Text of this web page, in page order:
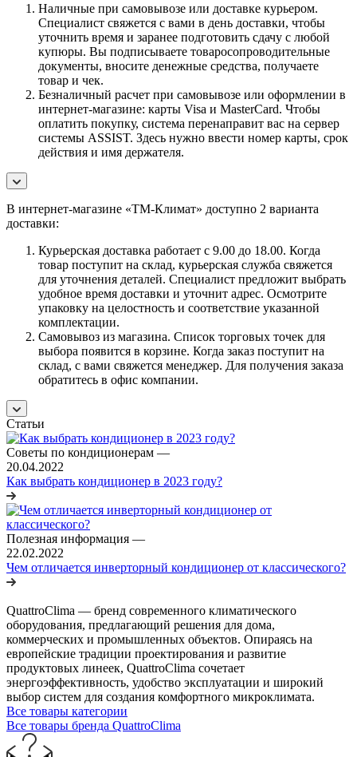
Наличные при самовывозе или доставке курьером.
Специалист свяжется с вами в день доставки, чтобы
уточнить время и заранее подготовить сдачу с любой
купюры. Вы подписываете товаросопроводительные
документы, вносите денежные средства, получаете
товар и чек.
Безналичный расчет при самовывозе или оформлении в
интернет-магазине: карты Visa и MasterCard. Чтобы
оплатить покупку, система перенаправит вас на сервер
системы ASSIST. Здесь нужно ввести номер карты, срок
действия и имя держателя.
В интернет-магазине «ТМ-Климат» доступно 2 варианта
доставки:
Курьерская доставка работает с 9.00 до 18.00. Когда
товар поступит на склад, курьерская служба свяжется
для уточнения деталей. Специалист предложит выбрать
удобное время доставки и уточнит адрес. Осмотрите
упаковку на целостность и соответствие указанной
комплектации.
Самовывоз из магазина. Список торговых точек для
выбора появится в корзине. Когда заказ поступит на
склад, с вами свяжется менеджер. Для получения заказа
обратитесь в офис компании.
Статьи
Советы по кондиционерам —
20.04.2022
Как выбрать кондиционер в 2023 году?
Полезная информация —
22.02.2022
Чем отличается инверторный кондиционер от классического?
QuattroClima — бренд современного климатического
оборудования, предлагающий решения для дома,
коммерческих и промышленных объектов. Опираясь на
европейские традиции проектирования и развитие
продуктовых линеек, QuattroClima сочетает
энергоэффективность, удобство эксплуатации и широкий
выбор систем для создания комфортного микроклимата.
Все товары категории
Все товары бренда QuattroClima